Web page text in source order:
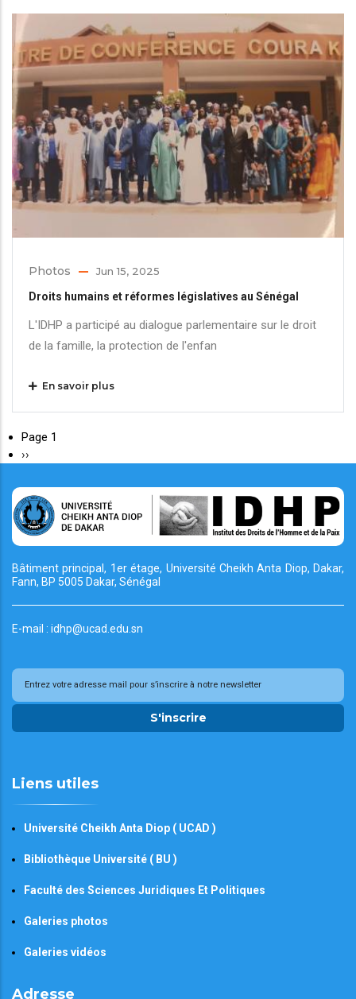
Photos
Jun 15, 2025
Droits humains et réformes législatives au Sénégal
L'IDHP a participé au dialogue parlementaire sur le droit
de la famille, la protection de l'enfan
En savoir plus
Page 1
Page
››
Bâtiment principal, 1er étage, Université CheikhAnta Diop, Dakar,
Fann, BP 5005 Dakar, Sénégal
E-mail : idhp@ucad.edu.sn
S'inscrire
Liens utiles
Université Cheikh Anta Diop ( UCAD )
Bibliothèque Université ( BU )
Faculté des Sciences Juridiques Et Politiques
Galeries photos
Galeries vidéos
Adresse